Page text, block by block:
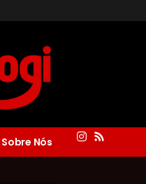
Sobre Nós